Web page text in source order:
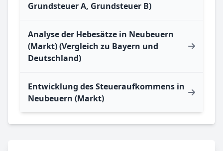
Grundsteuer A, Grundsteuer B)
Analyse der Hebesätze in Neubeuern
(Markt) (Vergleich zu Bayern und
Deutschland)
Entwicklung des Steueraufkommens in
Neubeuern (Markt)